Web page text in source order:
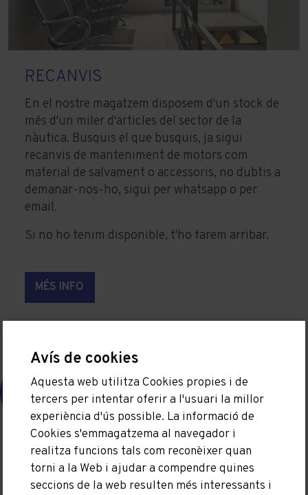
RECANVIS
En el nostre magatzem disposem d'un stock de
més d'un miler d'articles del sector de la
nàutica. Busquis el que busquis, ja sigui
recanvis de manteniment de motors com
material de salvament o accessoris, no dubtis a
demanar-nos-ho, sigui per whatsapp o per
email.
Si no ho tenim disponible, t'ho farem arribar.
MÉS INFO
Avís de cookies
Aquesta web utilitza Cookies propies i de
tercers per intentar oferir a l'usuari la millor
experiència d'ús possible. La informació de
Cookies s'emmagatzema al navegador i
realitza funcions tals com reconèixer quan
torni a la Web i ajudar a compendre quines
seccions de la web resulten més interessants i